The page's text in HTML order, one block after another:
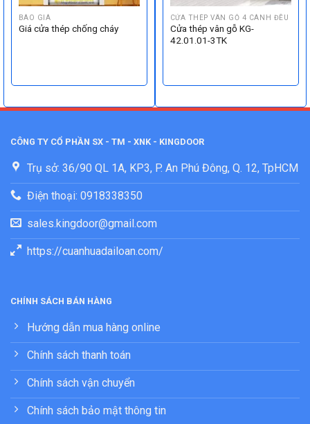
BÁO GIÁ
Giá cửa thép chống cháy
CỬA THÉP VÂN GỖ 4 CÁNH ĐỀU
Cửa thép vân gỗ KG-
42.01.01-3TK
CÔNG TY CỔ PHẦN SX - TM - XNK - KINGDOOR
Trụ sở: 36/90 QL 1A, KP3, P. An Phú Đông, Q. 12, TpHCM
Điện thoại: 0918338350
sales.kingdoor@gmail.com
https://cuanhuadailoan.com/
CHÍNH SÁCH BÁN HÀNG
Hướng dẫn mua hàng online
Chính sách thanh toán
Chính sách vận chuyển
Chính sách bảo mật thông tin